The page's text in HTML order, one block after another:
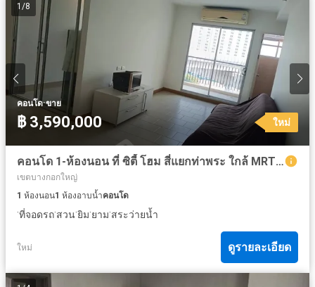
1 /8
คอนโด·ขาย
฿ 3,590,000 ใหม่
คอนโด 1-ห้องนอน ที่ ซิตี้ โฮม สี่แยกท่าพระ ใกล้ MRT ท่าพระ
เขตบางกอกใหญ่
1 ห้องนอน1 ห้องอาบน้ำคอนโด
·ที่จอดรถ·สวน·ยิม·ยาม·สระว่ายน้ำ
ใหม่ ดูรายละเอียด